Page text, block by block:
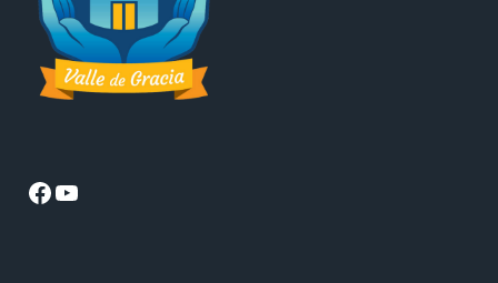
Facebook
YouTube